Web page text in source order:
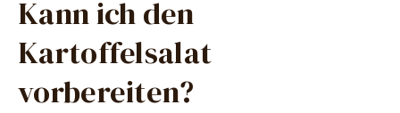
Kann ich den
Kartoffelsalat
vorbereiten?